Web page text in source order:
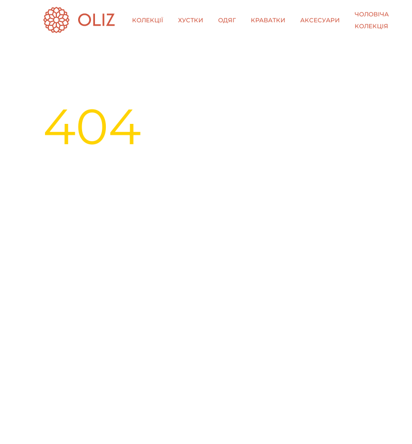
КОЛЕКЦІЇ ХУСТКИ ОДЯГ КРАВАТКИ АКСЕСУАРИ
ЧОЛОВІЧА
КОЛЕКЦІЯ
404